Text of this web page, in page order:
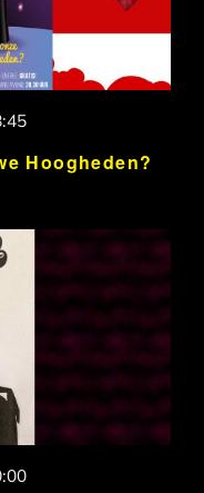
Hoogheden?